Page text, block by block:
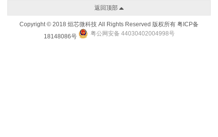
返回顶部
Copyright © 2018 烜芯微科技 All Rights Reserved 版权所有 粤ICP备
18148086号
粤公网安备 44030402004998号